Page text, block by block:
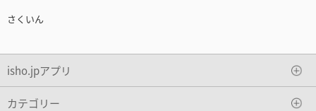
さくいん
isho.jpアプリ
カテゴリー